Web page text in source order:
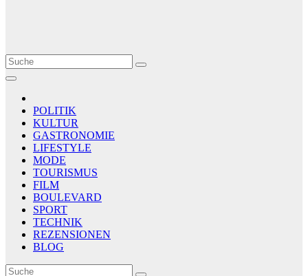
Le Matin
AGENCE DE PRESSE
POLITIK
KULTUR
GASTRONOMIE
LIFESTYLE
MODE
TOURISMUS
FILM
BOULEVARD
SPORT
TECHNIK
REZENSIONEN
BLOG